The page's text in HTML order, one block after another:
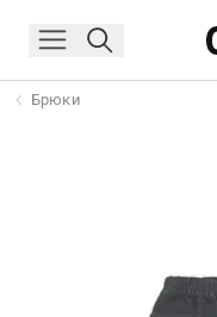
Брюки